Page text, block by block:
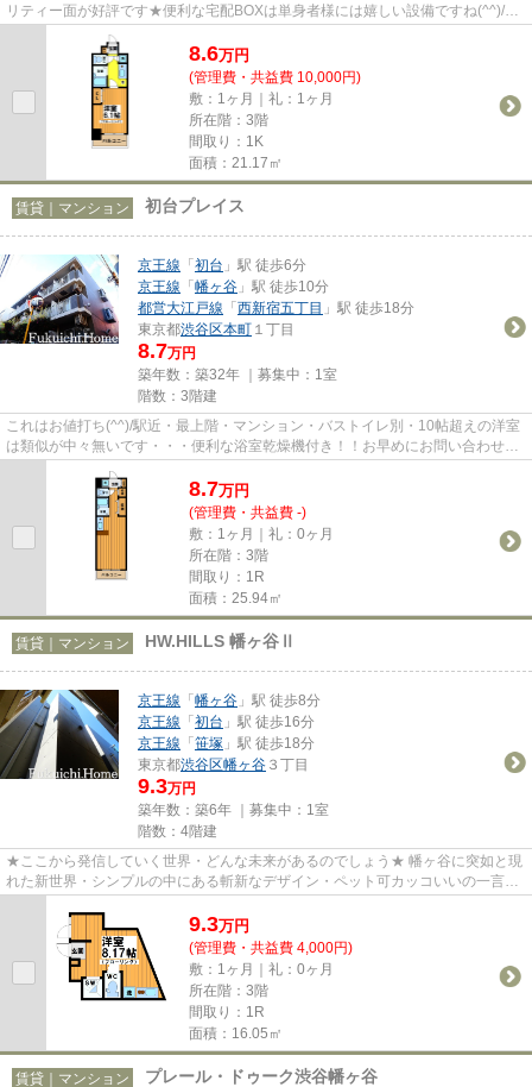
リティー面が好評です★便利な宅配BOXは単身者様には嬉しい設備ですね(^^)/是
非楽天でのお買い物をお楽しみ...
8.6万円
(管理費・共益費 10,000円)
敷：1ヶ月｜礼：1ヶ月
所在階：3階
間取り：1K
面積：21.17㎡
賃貸｜マンション 初台プレイス
京王線 「初台 」駅 徒歩6分
京王線 「幡ヶ谷 」駅 徒歩10分
都営大江戸線 「西新宿五丁目 」駅 徒歩18分
東京都渋谷区本町 １丁目
8.7万円
築年数：築32年 ｜募集中： 1室
階数：3階建
これはお値打ち(^^)/駅近・最上階・マンション・バストイレ別・10帖超えの洋室
は類似が中々無いです・・・便利な浴室乾燥機付き！！お早めにお問い合わせく
ださい
8.7万円
(管理費・共益費 -)
敷：1ヶ月｜礼：0ヶ月
所在階：3階
間取り：1R
面積：25.94㎡
賃貸｜マンション HW.HILLS 幡ヶ谷Ⅱ
京王線 「幡ヶ谷 」駅 徒歩8分
京王線 「初台 」駅 徒歩16分
京王線 「笹塚 」駅 徒歩18分
東京都渋谷区幡ヶ谷 ３丁目
9.3万円
築年数：築6年 ｜募集中： 1室
階数：4階建
★ここから発信していく世界・どんな未来があるのでしょう★ 幡ヶ谷に突如と現
れた新世界・シンプルの中にある斬新なデザイン・ペット可カッコいいの一言で
表せない世界にあなたをいざな...
9.3万円
(管理費・共益費 4,000円)
敷：1ヶ月｜礼：0ヶ月
所在階：3階
間取り：1R
面積：16.05㎡
賃貸｜マンション プレール・ドゥーク渋谷幡ヶ谷